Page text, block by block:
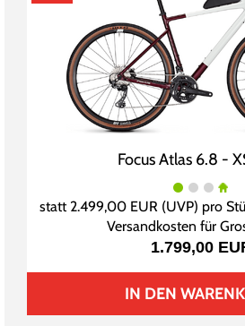
Focus Atlas 6.8 -
statt 2.499,00 EUR (UVP) pro
Versandkosten für
1.799,00
IN DEN